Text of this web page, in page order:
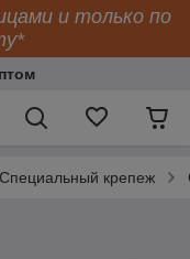
и только по
Специальный крепеж